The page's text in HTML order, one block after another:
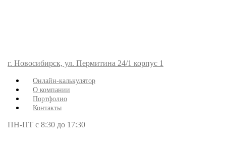
г. Новосибирск, ул. Пермитина 24/1 корпус 1
Онлайн-калькулятор
О компании
Портфолио
Контакты
ПН-ПТ с 8:30 до 17:30